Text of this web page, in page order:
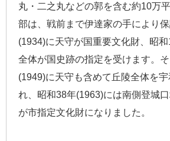
丸・二之丸などの郭を含む約10万
部は、戦前まで伊達家の手により
(1934)に天守が国重要文化財、昭
全体が国史跡の指定を受けます。
(1949)に天守も含めて丘陵全体を
れ、昭和38年(1963)には南側登城
が市指定文化財になりました。